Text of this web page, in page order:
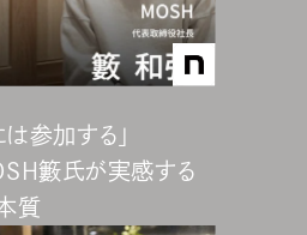
参加する」
籔氏が実感する
質